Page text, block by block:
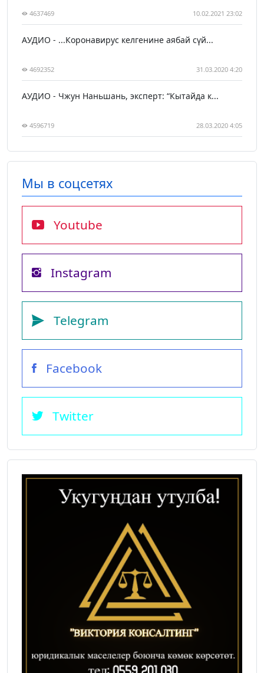
4637469 10.02.2021 23:02
АУДИО - ...Коронавирус келгенине аябай сүй...
4692352 31.03.2020 4:20
АУДИО - Чжун Наньшань, эксперт: “Кытайда к...
4596719 28.03.2020 4:05
Мы в соцсетях
Youtube
Instagram
Telegram
Facebook
Twitter